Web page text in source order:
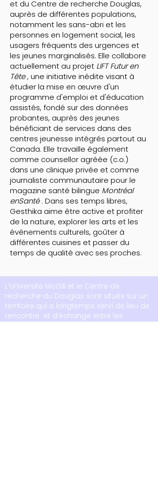
et du Centre de recherche Douglas,
auprès de différentes populations,
notamment les sans-abri et les
personnes en logement social, les
usagers fréquents des urgences et
les jeunes marginalisés. Elle collabore
actuellement au projet LIFT Futur en
Tête, une initiative inédite visant à
étudier la mise en œuvre d'un
programme d'emploi et d'éducation
assistés, fondé sur des données
probantes, auprès des jeunes
bénéficiant de services dans des
centres jeunesse intégrés partout au
Canada. Elle travaille également
comme counsellor agréée (c.o.)
dans une clinique privée et comme
journaliste communautaire pour le
magazine santé bilingue Montréal
enSanté. Dans ses temps libres,
Gesthika aime être active et profiter
de la nature, explorer les arts et les
événements culturels, goûter à
différentes cuisines et passer du
temps de qualité avec ses proches.
L’Université McGill et le Centre de
recherche du Douglas sont situés sur un
territoire qui a longtemps servi de lieu de
rencontre et d’échange entre les